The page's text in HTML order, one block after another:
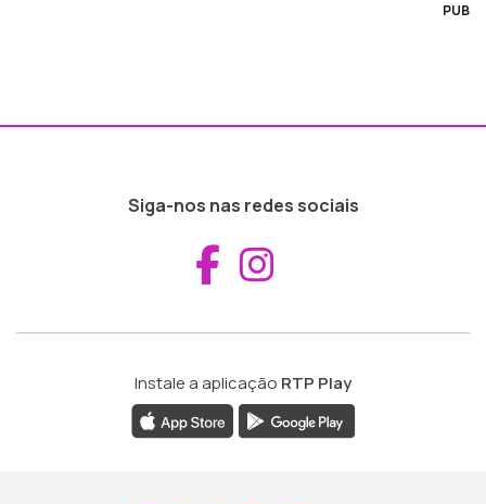
PUB
Siga-nos nas redes sociais
Aceder ao
Instale a aplicação RTP Play